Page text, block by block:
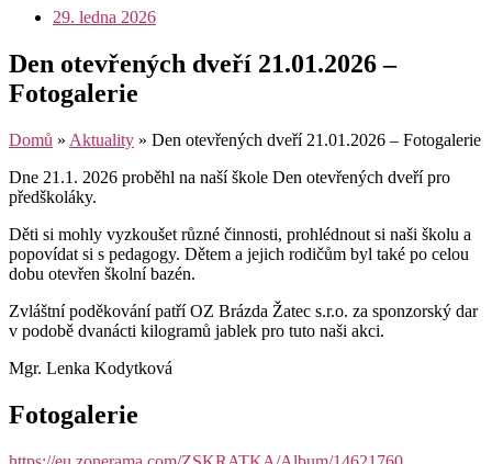
29. ledna 2026
Den otevřených dveří 21.01.2026 –
Fotogalerie
Domů » Aktuality » Den otevřených dveří 21.01.2026 – Fotogalerie
Dne 21.1. 2026 proběhl na naší škole Den otevřených dveří pro
předškoláky.
Děti si mohly vyzkoušet různé činnosti, prohlédnout si naši školu a
popovídat si s pedagogy. Dětem a jejich rodičům byl také po celou
dobu otevřen školní bazén.
Zvláštní poděkování patří OZ Brázda Žatec s.r.o. za sponzorský dar
v podobě dvanácti kilogramů jablek pro tuto naši akci.
Mgr. Lenka Kodytková
Fotogalerie